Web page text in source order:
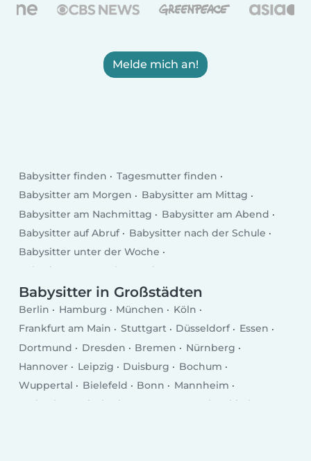
Melde mich an!
Babysitter finden
Tagesmutter finden
Babysitter am Morgen
Babysitter am Mittag
Babysitter am Nachmittag
Babysitter am Abend
Babysitter auf Abruf
Babysitter nach der Schule
Babysitter unter der Woche
Babysitter am Wochenende
Babysitter in Großstädten
Berlin Hamburg München
Köln
Frankfurt am Main
Stuttgart Düsseldorf
Essen
Dortmund
Dresden Bremen
Nürnberg
Hannover
Leipzig Duisburg
Bochum
Wuppertal
Bielefeld Bonn
Mannheim
Karlsruhe
Wiesbaden
Gelsenkirchen